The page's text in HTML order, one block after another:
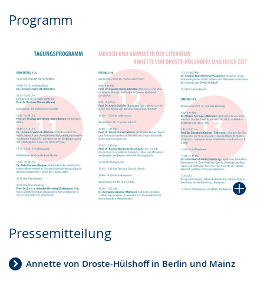
Programm
Pressemitteilung
Annette von Droste-Hülshoff in Berlin und Mainz